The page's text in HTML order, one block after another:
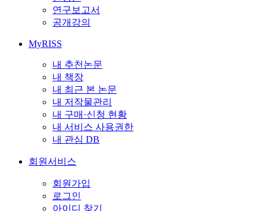
연구보고서
공개강의
MyRISS
내 추천논문
내 책장
내 최근 본 논문
내 저작물관리
내 구매·신청 현황
내 서비스 사용권한
내 관심 DB
회원서비스
회원가입
로그인
아이디 찾기